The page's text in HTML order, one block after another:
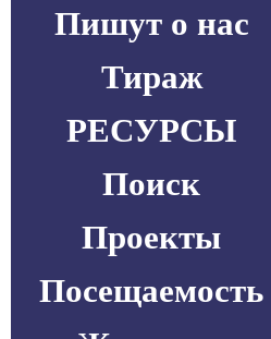
Пишут о нас
Тираж
РЕСУРСЫ
Поиск
Проекты
Посещаемость